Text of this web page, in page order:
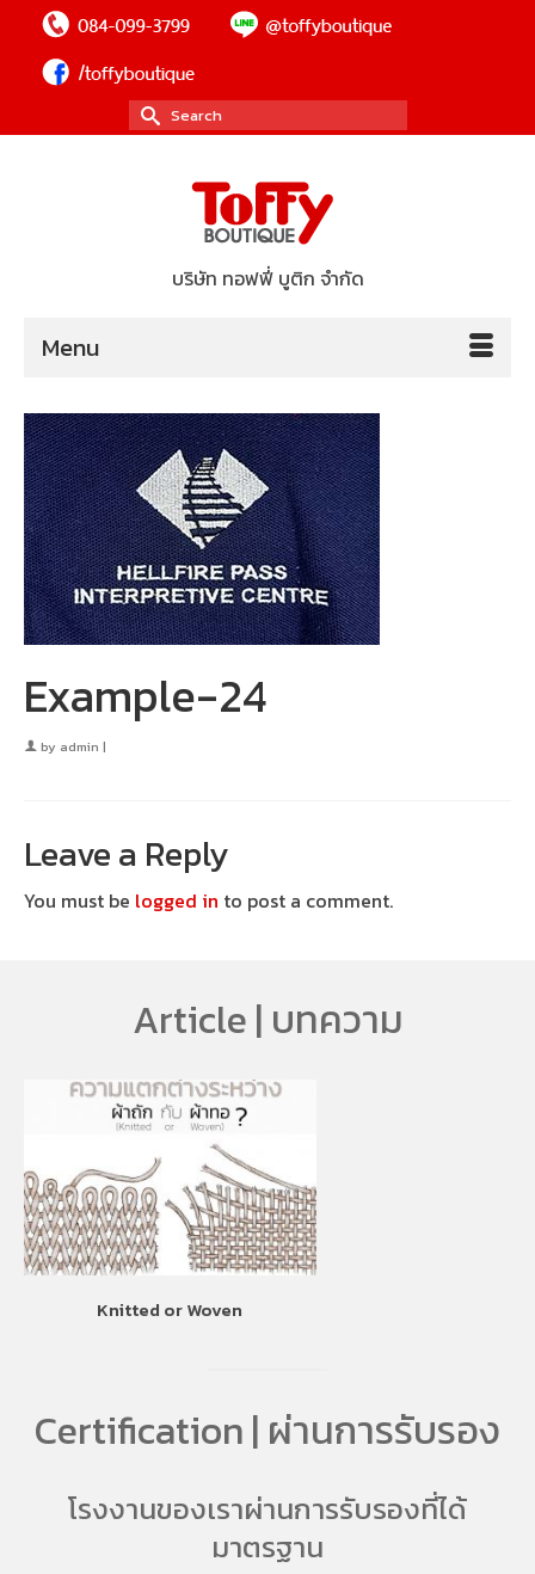
Search
for:
บริษัท ทอฟฟี่ บูติก จำกัด
Menu
Example-24
by admin |
Leave a Reply
You must be logged in to post a comment.
Article | บทความ
Knitted or Woven
Certification | ผ่านการรับรอง
โรงงานของเราผ่านการรับรองที่ได้
มาตรฐาน